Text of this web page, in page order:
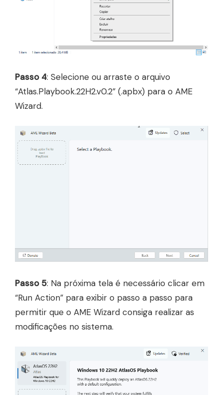
Passo 4: Selecione ou arraste o arquivo
“Atlas.Playbook.22H2.v0.2” (.apbx) para o AME
Wizard.
Passo 5: Na próxima tela é necessário clicar em
“Run Action” para exibir o passo a passo para
permitir que o AME Wizard consiga realizar as
modificações no sistema.